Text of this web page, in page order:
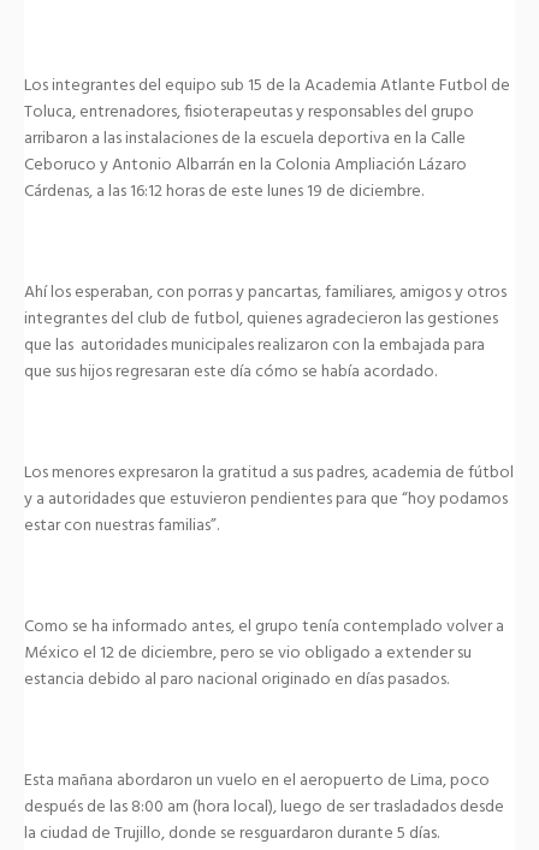
Los integrantes del equipo sub 15 de la Academia Atlante Futbol de
Toluca, entrenadores, fisioterapeutas y responsables del grupo
arribaron a las instalaciones de la escuela deportiva en la Calle
Ceboruco y Antonio Albarrán en la Colonia Ampliación Lázaro
Cárdenas, a las 16:12 horas de este lunes 19 de diciembre.
Ahí los esperaban, con porras y pancartas, familiares, amigos y otros
integrantes del club de futbol, quienes agradecieron las gestiones
que las autoridades municipales realizaron con la embajada para
que sus hijos regresaran este día cómo se había acordado.
Los menores expresaron la gratitud a sus padres, academia de fútbol
y a autoridades que estuvieron pendientes para que “hoy podamos
estar con nuestras familias”.
Como se ha informado antes, el grupo tenía contemplado volver a
México el 12 de diciembre, pero se vio obligado a extender su
estancia debido al paro nacional originado en días pasados.
Esta mañana abordaron un vuelo en el aeropuerto de Lima, poco
después de las 8:00 am (hora local), luego de ser trasladados desde
la ciudad de Trujillo, donde se resguardaron durante 5 días.